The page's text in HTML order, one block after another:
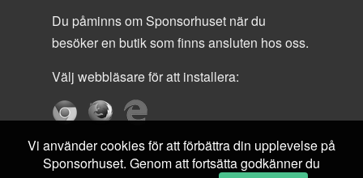
Du påminns om Sponsorhuset när du
besöker en butik som finns ansluten hos oss.
Välj webbläsare för att installera:
Vi använder cookies för att förbättra din upplevelse på
Sponsorhuset. Genom att fortsätta godkänner du